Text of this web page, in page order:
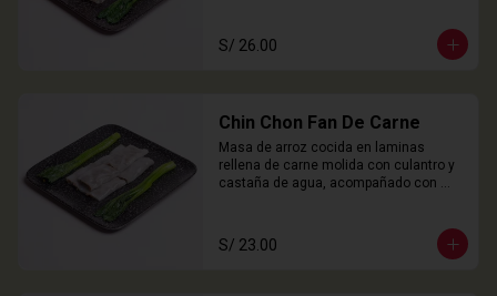
S/ 26.00
Chin Chon Fan De Carne
Masa de arroz cocida en laminas
rellena de carne molida con culantro y
castaña de agua, acompañado con
3 Unidades
S/ 23.00